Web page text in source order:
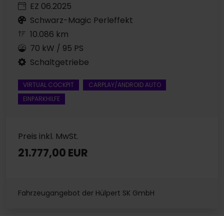
EZ 06.2025
Schwarz-Magic Perleffekt
10.086 km
70 kW / 95 PS
Schaltgetriebe
VIRTUAL COCKPIT
CARPLAY/ANDROID AUTO
EINPARKHILFE
Preis inkl. MwSt.
21.777,00 EUR
Fahrzeugangebot der Hülpert SK GmbH